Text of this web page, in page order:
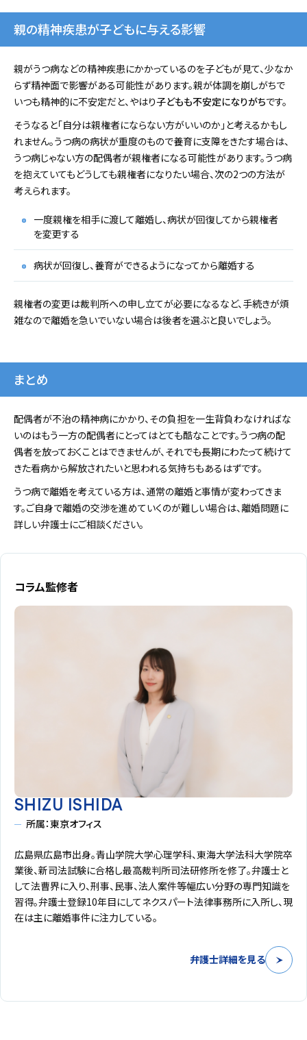
親の精神疾患が子どもに与える影響
親がうつ病などの精神疾患にかかっているのを子どもが見て、少なか
らず精神面で影響がある可能性があります。親が体調を崩しがちで
いつも精神的に不安定だと、やはり子どもも不安定になりがちです。
そうなると「自分は親権者にならない方がいいのか」と考えるかもし
れません。うつ病の病状が重度のもので養育に支障をきたす場合は、
うつ病じゃない方の配偶者が親権者になる可能性があります。うつ病
を抱えていてもどうしても親権者になりたい場合、次の2つの方法が
考えられます。
一度親権を相手に渡して離婚し、病状が回復してから親権者
を変更する
病状が回復し、養育ができるようになってから離婚する
親権者の変更は裁判所への申し立てが必要になるなど、手続きが煩
雑なので離婚を急いでいない場合は後者を選ぶと良いでしょう。
まとめ
配偶者が不治の精神病にかかり、その負担を一生背負わなければな
いのはもう一方の配偶者にとってはとても酷なことです。うつ病の配
偶者を放っておくことはできませんが、それでも長期にわたって続けて
きた看病から解放されたいと思われる気持ちもあるはずです。
うつ病で離婚を考えている方は、通常の離婚と事情が変わってきま
す。ご自身で離婚の交渉を進めていくのが難しい場合は、離婚問題に
詳しい弁護士にご相談ください。
コラム監修者
SHIZU ISHIDA
所属：東京オフィス
広島県広島市出身。青山学院大学心理学科、東海大学法科大学院卒
業後、新司法試験に合格し最高裁判所司法研修所を修了。弁護士と
して法曹界に入り、刑事、民事、法人案件等幅広い分野の専門知識を
習得。弁護士登録10年目にしてネクスパート法律事務所に入所し、現
在は主に離婚事件に注力している。
弁護士詳細を見る